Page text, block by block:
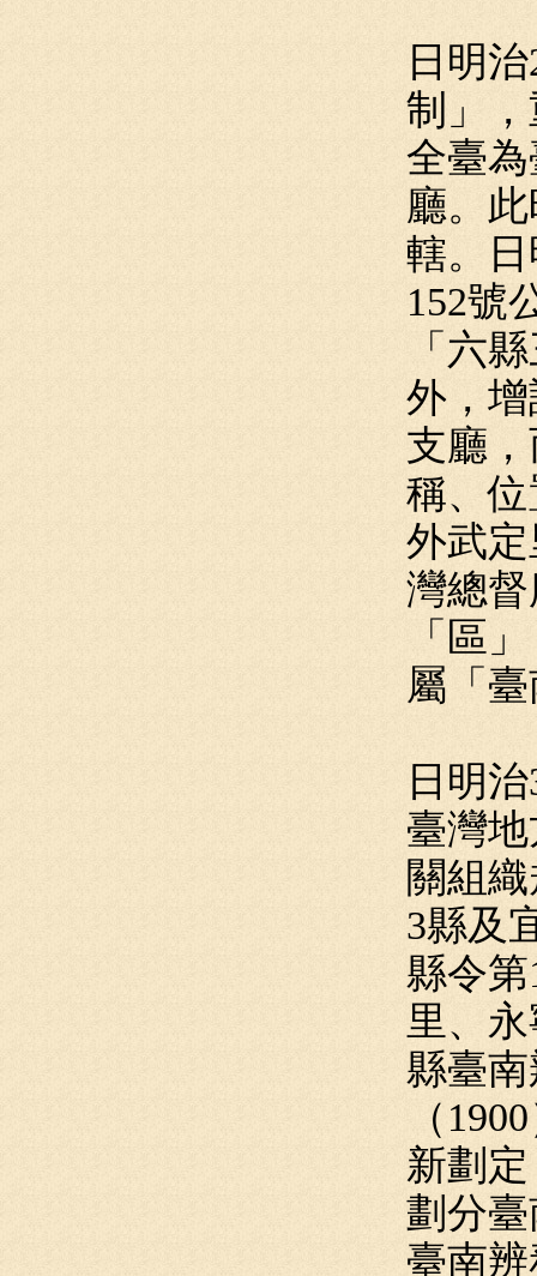
日明
制」
全臺
廳。
轄。
152號
「六
外，
支廳
稱、
外武
灣總
「區
屬「
日明
臺灣
關組
3縣及
縣令
里、
縣臺
（
新劃
劃分
臺南